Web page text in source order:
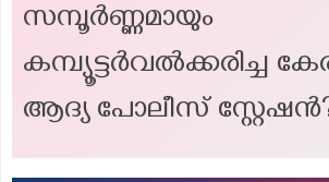
സമ്പൂര്‍ണ്ണമായും
കമ്പ്യൂട്ടര്‍വല്‍ക്കരിച്ച
ആദ്യ പോലീസ്